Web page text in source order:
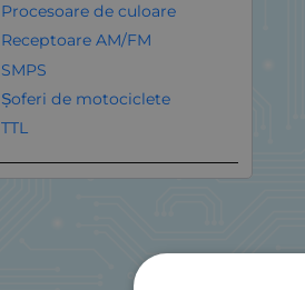
Procesoare de culoare
Receptoare AM/FM
SMPS
Șoferi de motociclete
TTL